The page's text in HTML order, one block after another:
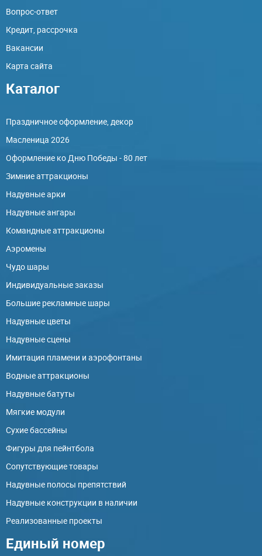
Вопрос-ответ
Кредит, рассрочка
Вакансии
Карта сайта
Каталог
Праздничное оформление, декор
Масленица 2026
Оформление ко Дню Победы - 80 лет
Зимние аттракционы
Надувные арки
Надувные ангары
Командные аттракционы
Аэромены
Чудо шары
Индивидуальные заказы
Большие рекламные шары
Надувные цветы
Надувные сцены
Имитация пламени и аэрофонтаны
Водные аттракционы
Надувные батуты
Мягкие модули
Сухие бассейны
Фигуры для пейнтбола
Сопутствующие товары
Надувные полосы препятствий
Надувные конструкции в наличии
Реализованные проекты
Единый номер